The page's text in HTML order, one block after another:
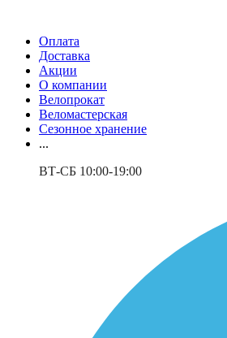
Оплата
Доставка
Акции
О компании
Велопрокат
Веломастерская
Сезонное хранение
...
ВТ-СБ 10:00-19:00